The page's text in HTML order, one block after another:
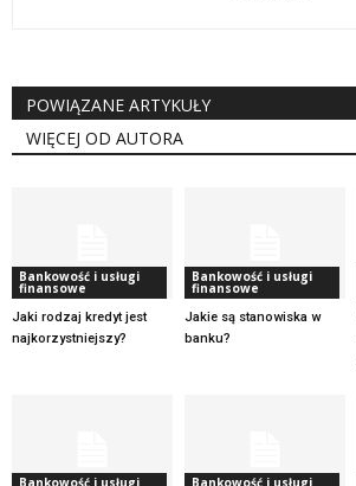
POWIĄZANE ARTYKUŁY
WIĘCEJ OD AUTORA
Bankowość i usługi
finansowe
Jaki rodzaj kredyt jest
najkorzystniejszy?
Bankowość i usługi
finansowe
Jakie są stanowiska w
banku?
Bankowość i usługi Bankowość i usługi